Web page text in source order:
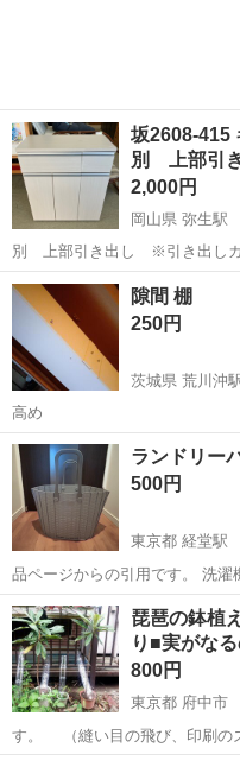
坂2608-415
別 上部引
2,000円
岡山県 弥生駅
別 上部引き出し ※引き出しガ
705mm 奥行…
岡山 倉敷市 弥生駅
キッチンカウンター
隙間 棚
250円
茨城県 荒川沖
高め
茨城 稲敷郡 荒川沖駅
ランドリー
500円
東京都 経堂駅
品ページからの
なランドリーバ…
東京 世田谷区 経堂駅
琵琶の鉢植
り■実がな
800円
東京都 府中市
す。 （縫い目の飛び、印刷の
０円の無料…